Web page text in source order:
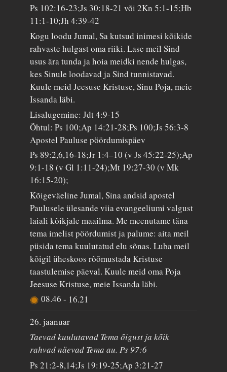
Ps 102:16-23;Js 30:18-21 või 2Kn 5:1-15;Hb
11:1-10;Jh 4:39-42
Kogu loodu Jumal, Sa kutsud inimesi kõikide
rahvaste hulgast oma riiki. Lase meil Sind
usus ära tunda ja hoia meidki nende hulgas,
kes Sinule loodavad ja Sind tunnistavad.
Kuule meid Jeesuse Kristuse, Sinu Poja, meie
Issanda läbi.
Lisalugemine: Jdt 4:9-15
Õhtul: Ps 100;Ap 14:21-28;Ps 100;Js 56:3-8
Apostel Pauluse pöördumispäev
Ps 89:2,6,16-18;Jr 1:4–10 (v Js 45:22-25);Ap
9:1-18 (v Gl 1:11-24);Mt 19:27-30 (v Mk
16:15-20);
Kõigeväeline Jumal, Sina andsid apostel
Paulusele ülesande viia evangeeliumi valgust
laiali kõikjale maailma. Me meenutame täna
tema imelist pöördumist ja palume: aita meil
püsida tema kuulutatud elu sõnas. Luba meil
kõigil üheskoos rõõmustada Kristuse
taastulemise päeval. Kuule meid oma Poja
Jeesuse Kristuse, meie Issanda läbi.
08.46- 16.21
26. jaanuar
Taevad kuulutavad Tema õigust ja kõik
rahvad näevad Tema au. Ps 97:6
Ps 21:2-8,14;Js 19:19-25;Ap 3:21-27